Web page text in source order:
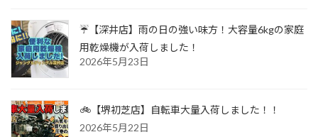
☔【深井店】雨の日の強い味方！大容量6kgの家庭
用乾燥機が入荷しました！
2026年5月23日
🚲【堺初芝店】自転車大量入荷しました！！
2026年5月22日